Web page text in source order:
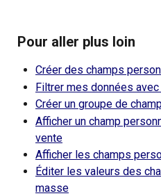
Pour aller plus loin
Créer des champs
Filtrer mes données
Créer un groupe de
Afficher un champ
vente
Afficher les champs
Éditer les valeurs des
masse